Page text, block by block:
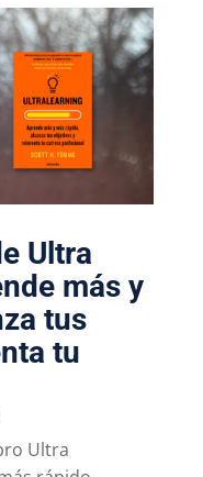
Ultra
más y
tus
tu
Ultra